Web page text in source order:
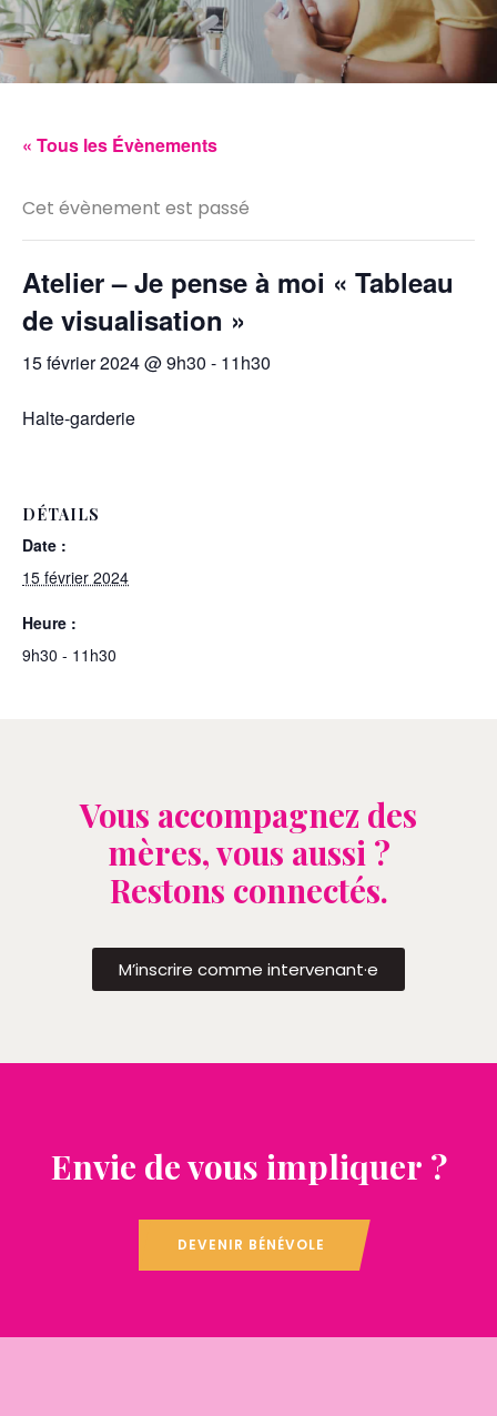
« Tous les Évènements
Cet évènement est passé
Atelier – Je pense à moi « Tableau
de visualisation »
15 février 2024 @ 9h30 - 11h30
Halte-garderie
DÉTAILS
Date :
15 février 2024
Heure :
9h30 - 11h30
Vous accompagnez des
mères, vous aussi ?
Restons connectés.
M’inscrire comme intervenant·e
Envie de vous impliquer ?
DEVENIR BÉNÉVOLE